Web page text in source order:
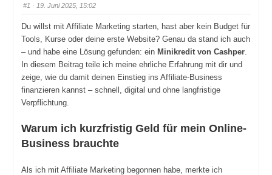
#1 · 19. Juni 2025, 15:02
Du willst mit Affiliate Marketing starten, hast aber kein Budget für
Tools, Kurse oder deine erste Website? Genau da stand ich auch
– und habe eine Lösung gefunden: ein Minikredit von Cashper.
In diesem Beitrag teile ich meine ehrliche Erfahrung mit dir und
zeige, wie du damit deinen Einstieg ins Affiliate-Business
finanzieren kannst – schnell, digital und ohne langfristige
Verpflichtung.
Warum ich kurzfristig Geld für mein Online-
Business brauchte
Als ich mit Affiliate Marketing begonnen habe, merkte ich